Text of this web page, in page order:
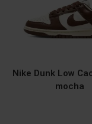
Nike Dunk Low
mocha